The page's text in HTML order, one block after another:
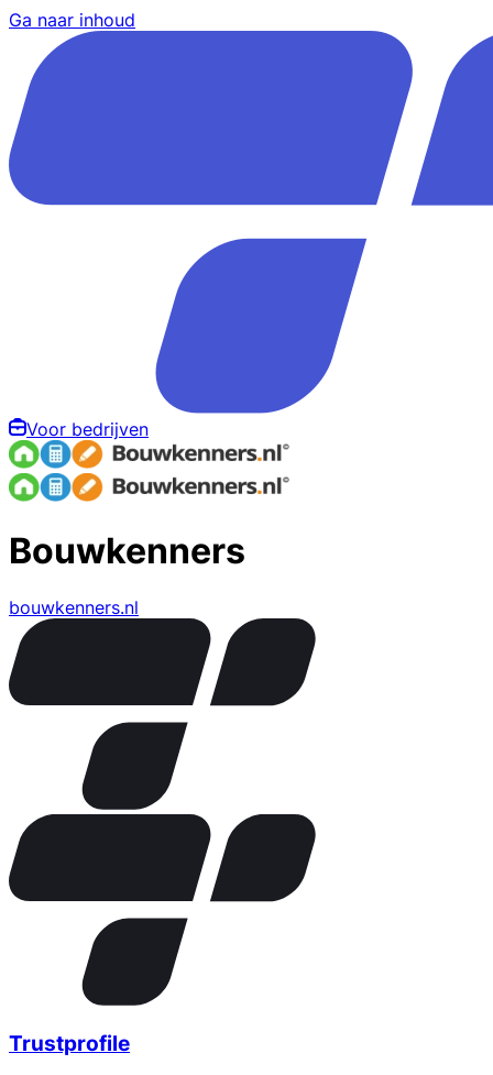
Ga naar inhoud
Voor bedrijven
Bouwkenners
bouwkenners.nl
Trustprofile